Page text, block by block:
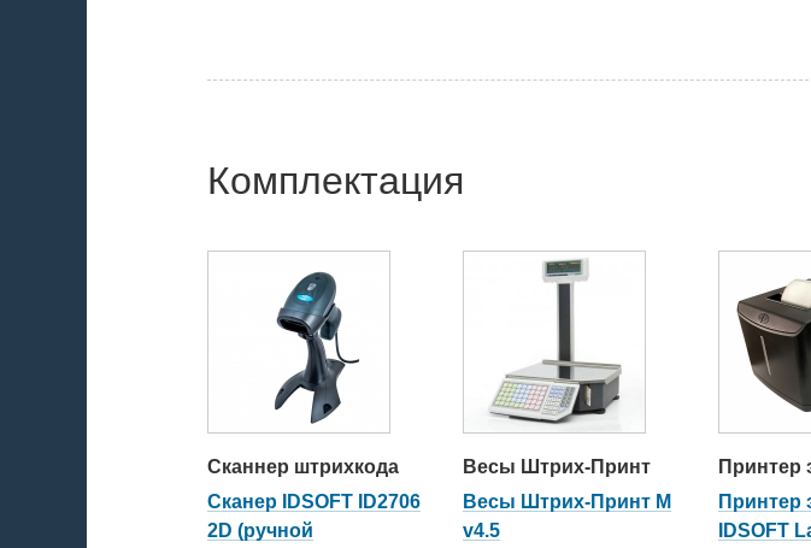
Комплектация
Сканнер штрихкода
Сканер IDSOFT ID2706
2D (ручной
Весы Штрих-Принт
Весы Штрих-Принт М
v4.5
Принтер
Принтер
IDSOFT